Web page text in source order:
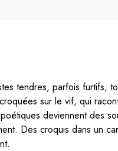
tendres, parfois furtifs,
sur le vif, qui
deviennent des
Des croquis dans un